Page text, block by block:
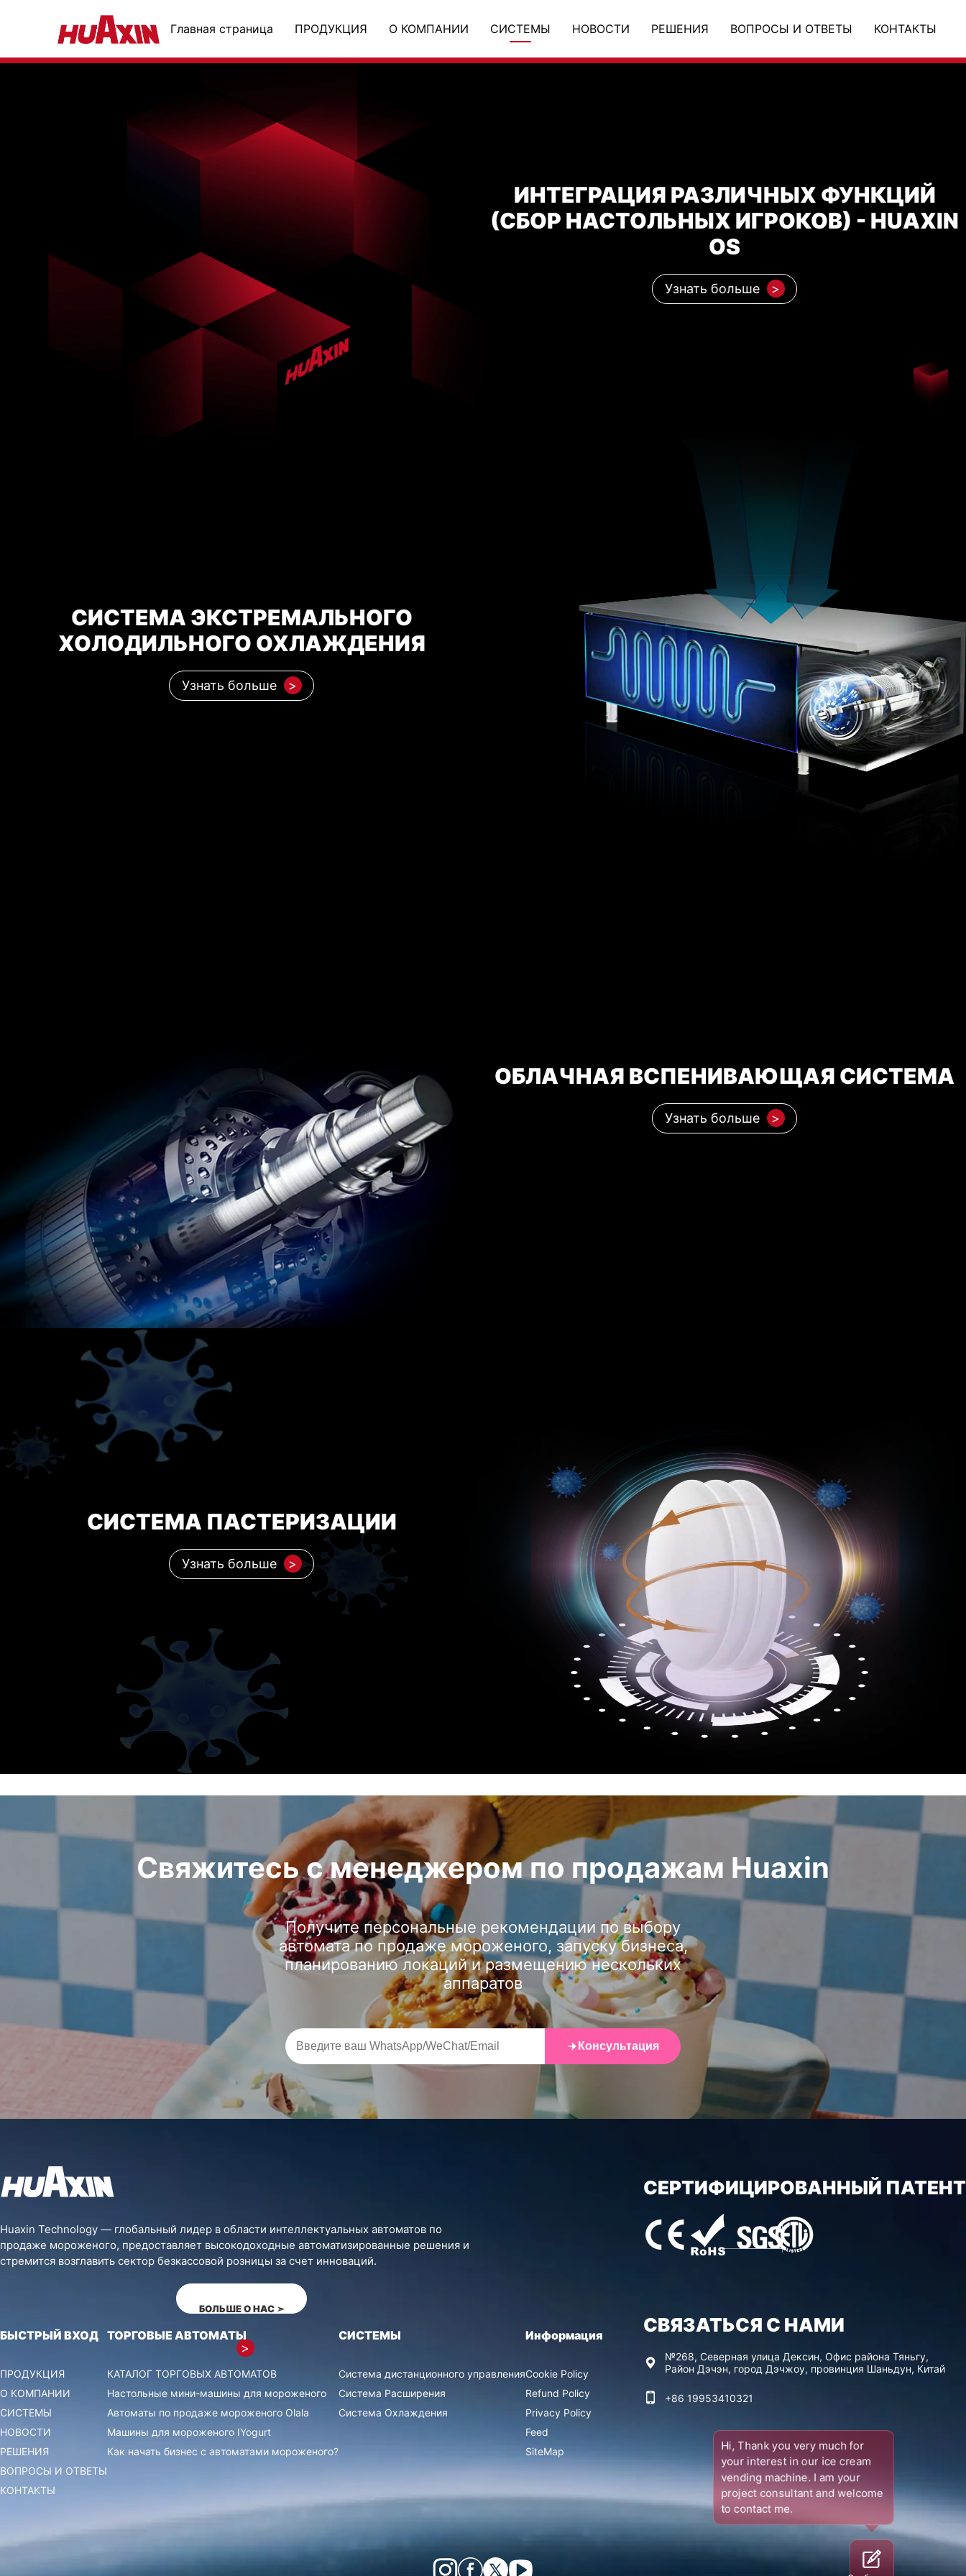
Главная страница ПРОДУКЦИЯ О КОМПАНИИ СИСТЕМЫ НОВОСТИ РЕШЕНИЯ ВОПРОСЫ И ОТВЕТЫ КОНТАКТЫ
ИНТЕГРАЦИЯ РАЗЛИЧНЫХ ФУНКЦИЙ
(СБОР НАСТОЛЬНЫХ ИГРОКОВ) - HUAXIN
OS
Узнать больше
СИСТЕМА ЭКСТРЕМАЛЬНОГО
ХОЛОДИЛЬНОГО ОХЛАЖДЕНИЯ
Узнать больше
ОБЛАЧНАЯ ВСПЕНИВАЮЩАЯ СИСТЕМА
Узнать больше
СИСТЕМА ПАСТЕРИЗАЦИИ
Узнать больше
Свяжитесь с менеджером по продажам Huaxin
Получите персональные рекомендации по выбору
автомата по продаже мороженого, запуску бизнеса,
планированию локаций и размещению нескольких
аппаратов
Консультация
Huaxin Technology — глобальный лидер в области интеллектуальных автоматов по
продаже мороженого, предоставляет высокодоходные автоматизированные решения и
стремится возглавить сектор безкассовой розницы за счет инноваций.
БОЛЬШЕ О НАС ➣
БЫСТРЫЙ ВХОД
ПРОДУКЦИЯ
О КОМПАНИИ
СИСТЕМЫ
НОВОСТИ
РЕШЕНИЯ
ВОПРОСЫ И ОТВЕТЫ
КОНТАКТЫ
ТОРГОВЫЕ АВТОМАТЫ
КАТАЛОГ ТОРГОВЫХ АВТОМАТОВ
Настольные мини-машины для мороженого
Автоматы по продаже мороженого Olala
Машины для мороженого IYogurt
Как начать бизнес с автоматами мороженого?
СИСТЕМЫ
Система дистанционного управления
Система Расширения
Система Охлаждения
Информация
Cookie Policy
Refund Policy
Privacy Policy
Feed
SiteMap
СЕРТИФИЦИРОВАННЫЙ ПАТЕНТ
СВЯЗАТЬСЯ С НАМИ
№268, Северная улица Дексин, Офис района Тяньгу,
Район Дэчэн, город Дэчжоу, провинция Шаньдун, Китай
+86 19953410321
Hi, Thank you very much for
your interest in our ice cream
vending machine. I am your
project consultant and welcome
to contact me.